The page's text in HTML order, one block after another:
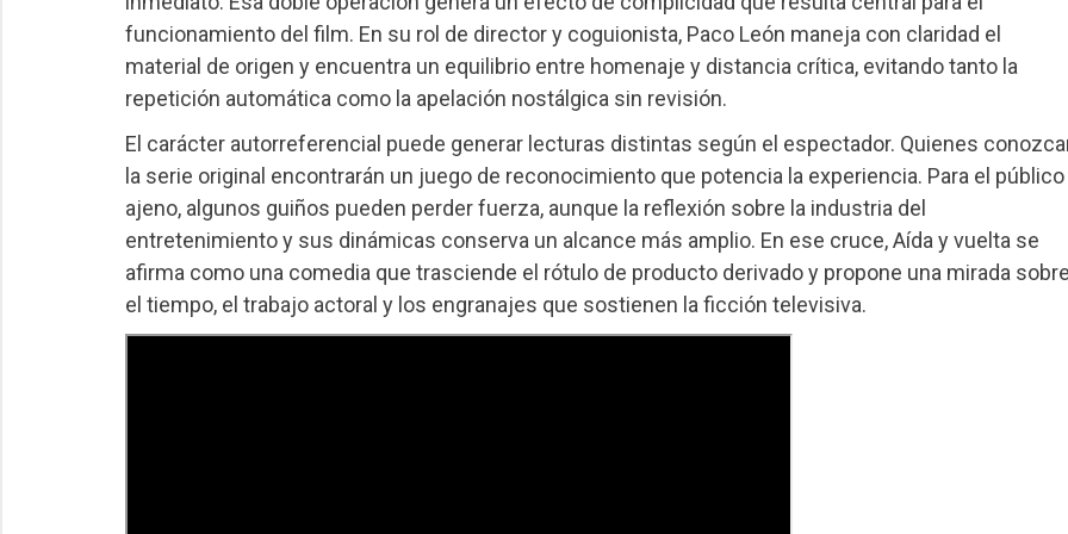
funcionamiento del film. En su rol de director y coguionista, Paco León maneja con claridad el
material de origen y encuentra un equilibrio entre homenaje y distancia crítica, evitando tanto la
repetición automática como la apelación nostálgica sin revisión.
El carácter autorreferencial puede generar lecturas distintas según el espectador. Quienes
la serie original encontrarán un juego de reconocimiento que potencia la experiencia. Para el público
ajeno, algunos guiños pueden perder fuerza, aunque la reflexión sobre la industria del
entretenimiento y sus dinámicas conserva un alcance más amplio. En ese cruce, Aída y vuelta se
afirma como una comedia que trasciende el rótulo de producto derivado y propone una mirada
el tiempo, el trabajo actoral y los engranajes que sostienen la ficción televisiva.